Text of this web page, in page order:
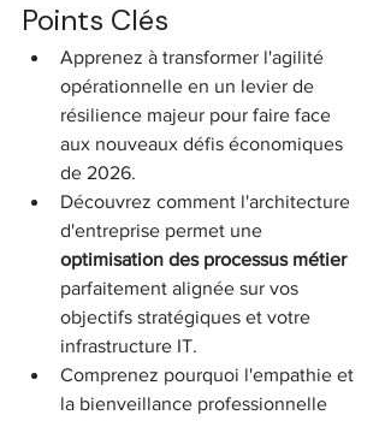
Points Clés
Apprenez à transformer l'agilité
opérationnelle en un levier de
résilience majeur pour faire face
aux nouveaux défis économiques
de 2026.
Découvrez comment l'architecture
d'entreprise permet une
optimisation des processus métier
parfaitement alignée sur vos
objectifs stratégiques et votre
infrastructure IT.
Comprenez pourquoi l'empathie et
la bienveillance professionnelle